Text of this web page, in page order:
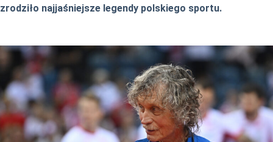
zrodziło najjaśniejsze legendy polskiego sportu.